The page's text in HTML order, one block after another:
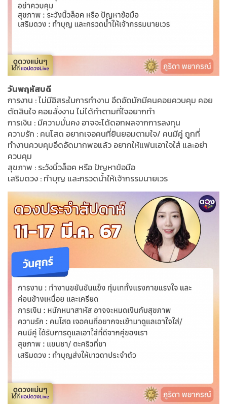
วันพฤหัสบดี
การงาน : ไม่มีอิสระในการทำงาน อึดอัดมักมีคนคอยควบคุม คอย
ตัดสินใจ คอยสั่งงาน ไม่ได้ทำตามที่ใจอยากทำ
การเงิน : มีความมั่นคง อาจจะได้ดอกผลจากการลงทุน
ความรัก : คนโสด อยากเจอคนที่ยินยอมตามใจ/ คนมีคู่ ถูกที่
ทำงานควบคุมอึดอัดมากพอแล้ว อยากให้แฟนเอาใจใส่ และอย่า
ควบคุม
สุขภาพ : ระวังนิ้วล็อค หรือ ปัญหาข้อมือ
เสริมดวง : ทำบุญ และกรวดน้ำให้เจ้ากรรมนายเวร